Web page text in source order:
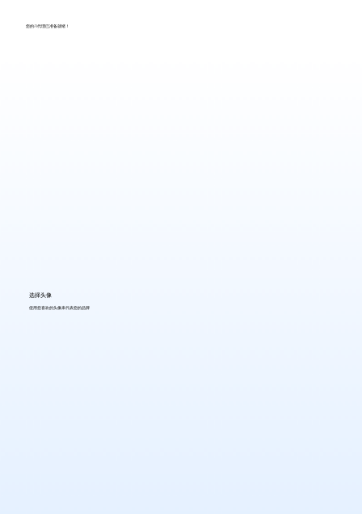
您的AI代理已准备就绪！
选择头像
使用您喜欢的头像来代表您的品牌